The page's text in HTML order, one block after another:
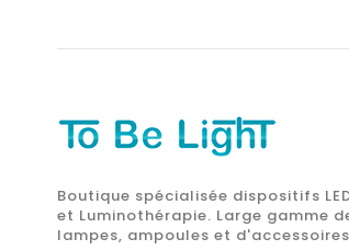
Boutique spécialisée dispositifs
et Luminothérapie. Large gamme
lampes, ampoules et d'accessoires